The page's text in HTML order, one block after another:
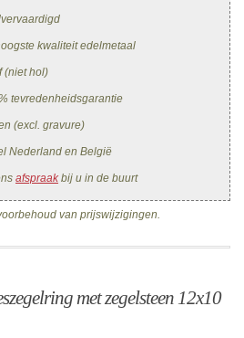
kwaliteit edelmetaal
(niet hol)
tevredenheidsgarantie
(excl. gravure)
Nederland en België
afspraakbij u in de buurt
van prijswijzigingen.
met zegelsteen 12x10